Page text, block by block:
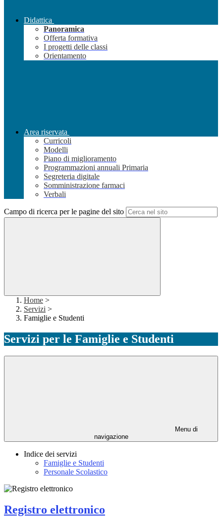
Didattica
Panoramica
Offerta formativa
I progetti delle classi
Orientamento
Area riservata
Curricoli
Modelli
Piano di miglioramento
Programmazioni annuali Primaria
Segreteria digitale
Somministrazione farmaci
Verbali
Campo di ricerca per le pagine del sito
Home >
Servizi >
Famiglie e Studenti
Servizi per le Famiglie e Studenti
Menu di
navigazione
Indice dei servizi
Famiglie e Studenti
Personale Scolastico
Registro elettronico